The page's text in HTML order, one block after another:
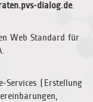
dialog.de.
Web Standard für
Services (Erstellung